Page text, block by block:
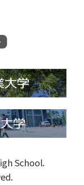
School.